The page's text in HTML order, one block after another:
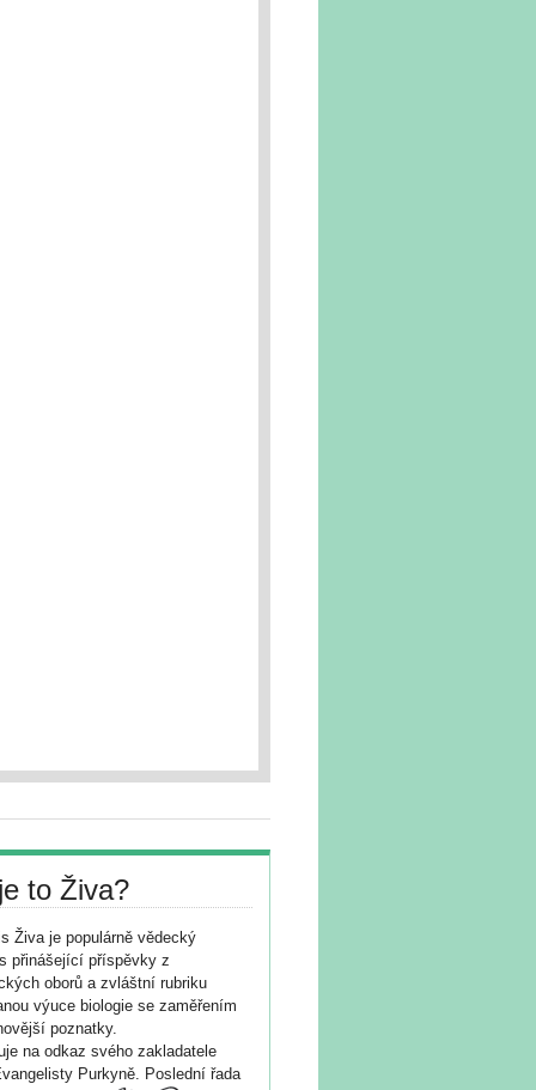
to Živa?
Živa je populárně vědecký
přinášející příspěvky z
oborů a zvláštní rubriku
výuce biologie se zaměřením
poznatky.
na odkaz svého zakladatele
Purkyně. Poslední řada